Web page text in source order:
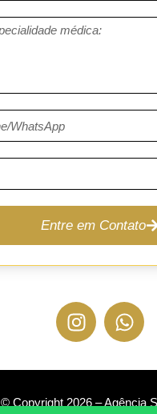
Entre em Contato
© Copyright 2026 – Agência